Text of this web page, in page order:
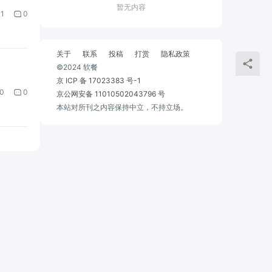
1 0
0 0
暂无内容
关于 联系 投稿 打赏
隐私政策
©2024 软餐
京 ICP 备 17023383 号-1
京公网安备 11010502043796 号
本站对所刊之内容保持中立，不持立场。